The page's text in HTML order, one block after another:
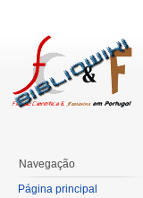
Navegação
Página principal